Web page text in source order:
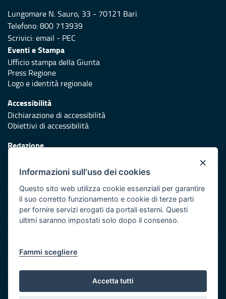
Lungomare N. Sauro, 33 - 70121 Bari
Telefono: 800 713939
Scrivici:email - PEC
Eventi e Stampa
Ufficio stampa della Giunta
Press Regione
Logo e identità regionale
Accessibilità
Dichiarazione di accessibilità
Obiettivi di accessibilità
Redazione
Protezione civile
Vai al sito di Protezione Civile Puglia
Iniziativa finanziata con risorse del POR Puglia 2014/2020 -
Asse XI
Note legali
Cookie e privacy
Amministrazione trasparente
Atti di notifica
Feed RSS
×
Informazioni sull'uso dei cookies
Questo sito web utilizza cookie essenziali per garantire
il suo corretto funzionamento e cookie di terze parti
per fornire servizi erogati da portali esterni. Questi
ultimi saranno impostati solo dopo il consenso.
Fammi scegliere
Accetta tutti